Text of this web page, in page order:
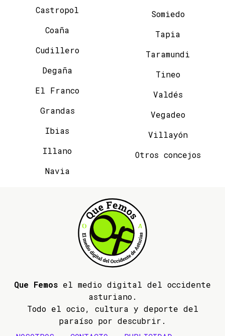
Castropol
Coaña
Cudillero
Degaña
El Franco
Grandas
Ibias
Illano
Navia
Somiedo
Tapia
Taramundi
Tineo
Valdés
Vegadeo
Villayón
Otros concejos
Que Femos el medio digital del occidente
asturiano.
Todo el ocio, cultura y deporte del
paraíso por descubrir.